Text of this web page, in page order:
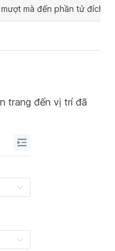
mà đến phần tử đích
trang đến vị trí đã